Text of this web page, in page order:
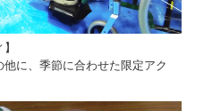
に、季節に合わせた限定アク